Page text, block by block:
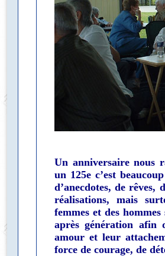
Un anniversaire nous
un 125e c’est
d’anecdotes, de
réalisations, mais
femmes et des
après génération afin
amour et leur
force de courage, de